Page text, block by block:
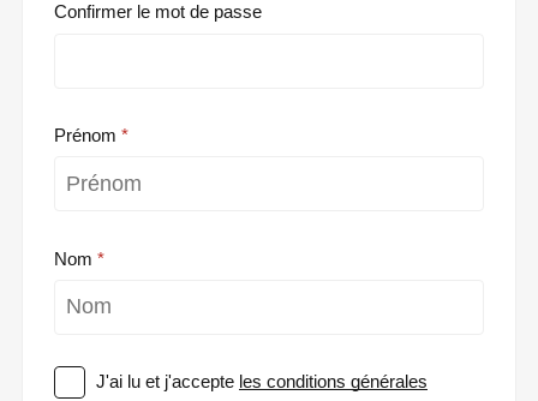
Confirmer le mot de passe
Prénom
Nom
J'ai lu et j'accepte les conditions générales